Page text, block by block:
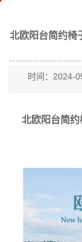
北欧阳台简约椅
时间：2024-
北欧阳台简